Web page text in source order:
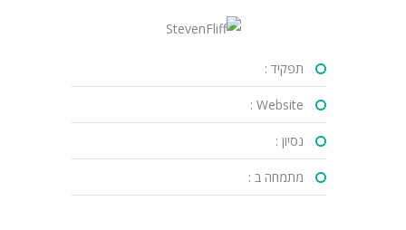
תפקיד :
Website :
נסיון :
מתמחה ב :